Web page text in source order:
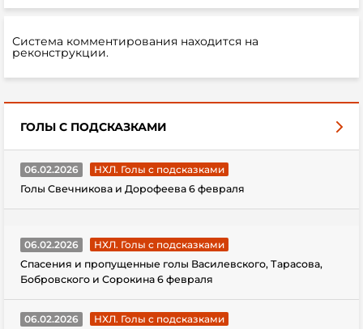
Система комментирования находится на
реконструкции.
ГОЛЫ С ПОДСКАЗКАМИ
06.02.2026
НХЛ. Голы с подсказками
Голы Свечникова и Дорофеева 6 февраля
06.02.2026
НХЛ. Голы с подсказками
Спасения и пропущенные голы Василевского, Тарасова,
Бобровского и Сорокина 6 февраля
06.02.2026
НХЛ. Голы с подсказками